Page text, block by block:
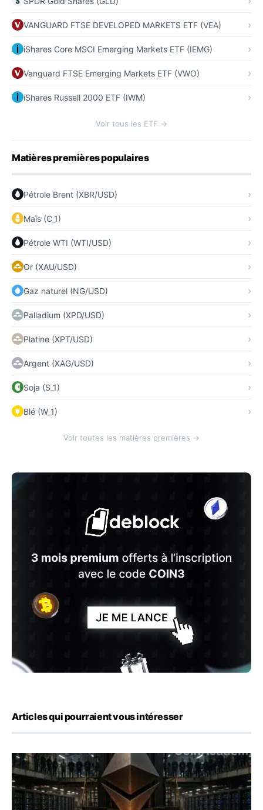
VANGUARD FTSE DEVELOPED MARKETS ETF (VEA)
iShares Core MSCI Emerging Markets ETF (IEMG)
Vanguard FTSE Emerging Markets ETF (VWO)
iShares Russell 2000 ETF (IWM)
Voir tous les ETF →
Matières premières populaires
Pétrole Brent (XBR/USD)
Maïs (C_1)
Pétrole WTI (WTI/USD)
Or (XAU/USD)
Gaz naturel (NG/USD)
Palladium (XPD/USD)
Platine (XPT/USD)
Argent (XAG/USD)
Soja (S_1)
Blé (W_1)
Voir toutes les matières premières →
Articles qui pourraient vous intéresser
ETH : Ethereum veut brûler les récompenses des